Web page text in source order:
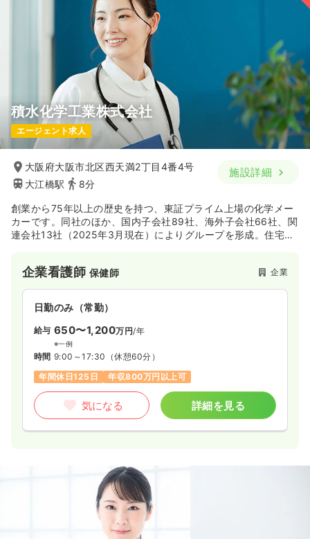
積水化学工業株式会社
エージェント求人
大阪府大阪市北区西天満2丁目4番4号
大江橋駅
8分
施設詳細
創業から75年以上の歴史を持つ、東証プライム上場の化学メー
カーです。同社のほか、国内子会社89社、海外子会社66社、関
連会社13社（2025年3月現在）によりグループを形成。住宅事
ています。2024年度（2025年3月期）における事業別売上構成
比は住宅で約40.4％、高機能プラスチックスで約34.1％、環
境・ライフラインで約17.5％、メディカルで約7.6％、その他で
約0.4％となっています。
企業看護師 保健師 企業
日勤のみ（常勤）
給与 650〜1,200万円/年
※一例
時間 9:00～17:30 （休憩60分）
年間休日125日
年収800万円以上可
気になる 詳細を見る